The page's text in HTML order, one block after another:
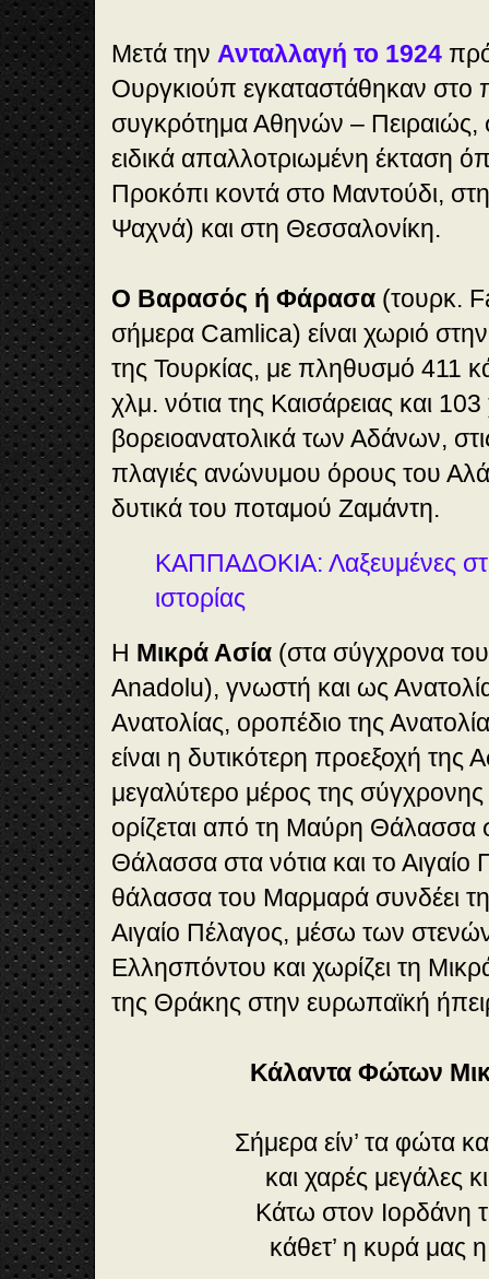
Μετά την Ανταλλαγή το 1924
Ουργκιούπ εγκαταστάθηκαν στο
συγκρότημα Αθηνών – Πειραιώς,
ειδικά απαλλοτριωμένη έκταση
Προκόπι κοντά στο Μαντούδι,
Ψαχνά) και στη Θεσσαλονίκη.
Ο Βαρασός ή Φάρασα (τουρκ.
σήμερα Camlica) είναι χωριό
της Τουρκίας, με πληθυσμό 411
χλμ. νότια της Καισάρειας και
βορειοανατολικά των Αδάνων,
πλαγιές ανώνυμου όρους του
δυτικά του ποταμού Ζαμάντη.
ΚΑΠΠΑΔΟΚΙΑ: Λαξευμένες
ιστορίας
Η Μικρά Ασία (στα σύγχρονα
Anadolu), γνωστή και ως
Ανατολίας, οροπέδιο της
είναι η δυτικότερη προεξοχή της
μεγαλύτερο μέρος της
ορίζεται από τη Μαύρη Θάλασσα
Θάλασσα στα νότια και το Αιγαίο
θάλασσα του Μαρμαρά συνδέει
Αιγαίο Πέλαγος, μέσω των
Ελλησπόντου και χωρίζει τη
της Θράκης στην ευρωπαϊκή
Κάλαντα Φώτων
Σήμερα είν’ τα φώτα
και χαρές μεγάλες
Κάτω στον Ιορδάνη
κάθετ’ η κυρά μας